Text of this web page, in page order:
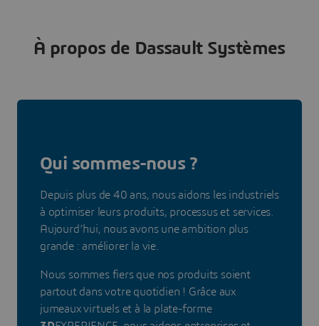
À propos de Dassault Systèmes
Qui sommes-nous ?
Depuis plus de 40 ans, nous aidons les industriels
à optimiser leurs produits, processus et services.
Aujourd’hui, nous avons une ambition plus
grande : améliorer la vie.
Nous sommes fiers que nos produits soient
partout dans votre quotidien ! Grâce aux
jumeaux virtuels et à la plate-forme